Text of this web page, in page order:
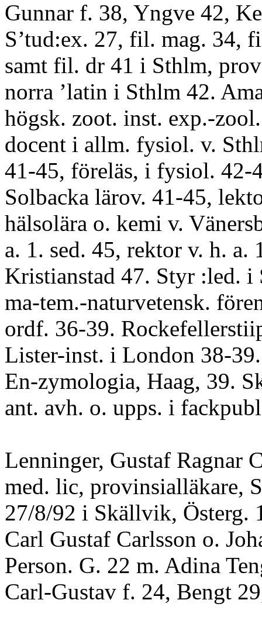
Gunnar f. 38, Yngve 42,
S’tud:ex. 27, fil. mag. 34,
samt fil. dr 41 i Sthlm,
norra ’latin i Sthlm 42.
högsk. zoot. inst. exp.-
docent i allm. fysiol. v.
41-45, föreläs, i fysiol. 42-
Solbacka lärov. 41-45,
hälsolära o. kemi v.
a. 1. sed. 45, rektor v. h. a.
Kristianstad 47. Styr :led. i
ma-tem.-naturvetensk.
ordf. 36-39.
Lister-inst. i London 38-
En-zymologia, Haag, 39.
ant. avh. o. upps. i
Lenninger, Gustaf Ragnar
med. lic, provinsialläkare,
27/8/92 i Skällvik, Österg.
Carl Gustaf Carlsson o.
Person. G. 22 m. Adina
Carl-Gustav f. 24, Bengt